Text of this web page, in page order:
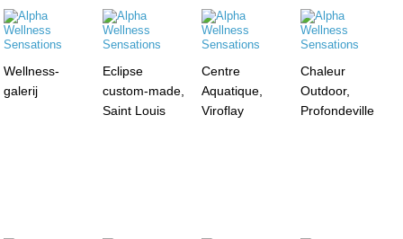
Wellness-
galerij
Eclipse
custom-made,
Saint Louis
Centre
Aquatique,
Viroflay
Chaleur
Outdoor,
Profondeville